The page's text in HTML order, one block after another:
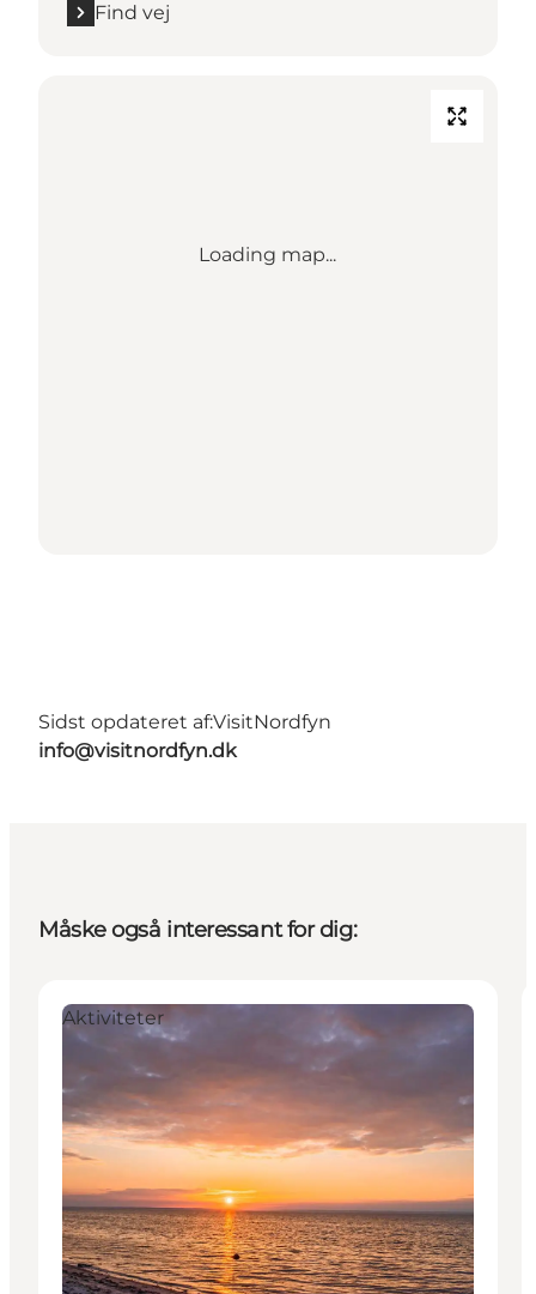
Find vej
Loading map...
Sidst opdateret af:VisitNordfyn
info@visitnordfyn.dk
Måske også interessant for dig:
Aktiviteter